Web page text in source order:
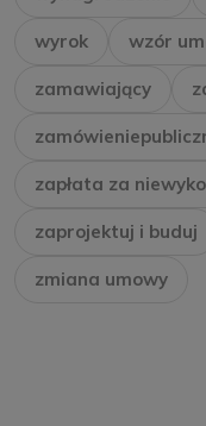
wyrok wzór
zamawiający
zapłata za
zaprojektuj i buduj
zmiana umowy